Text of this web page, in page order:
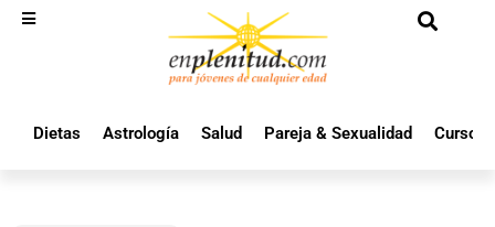
Dietas Astrología Salud Pareja & Sexualidad Cursos